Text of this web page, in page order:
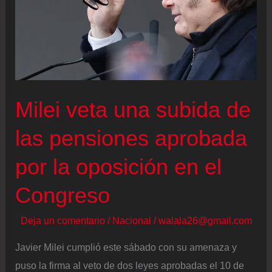
Milei veta una subida de
las pensiones aprobada
por la oposición en el
Congreso
Deja un comentario / Nacional /walala26@gmail.com
Javier Milei cumplió este sábado con su amenaza y
puso la firma al veto de dos leyes aprobadas el 10 de